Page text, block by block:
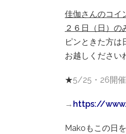
佳伽さんのコイ
２６日（日）の
ピンときた方は
お越しくださ
★5/25・26開催
→ https://
Makoもこの日